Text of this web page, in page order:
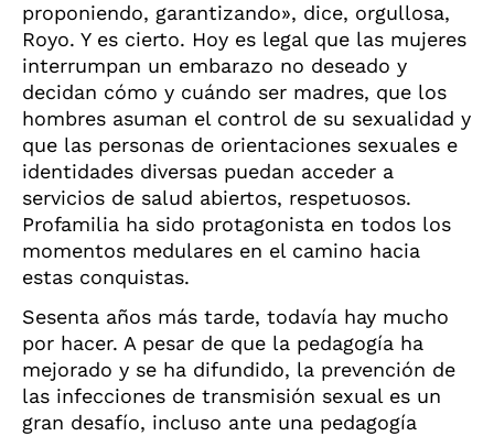
proponiendo, garantizando», dice, orgullosa,
Royo. Y es cierto. Hoy es legal que las mujeres
interrumpan un embarazo no deseado y
decidan cómo y cuándo ser madres, que los
hombres asuman el control de su sexualidad y
que las personas de orientaciones sexuales e
identidades diversas puedan acceder a
servicios de salud abiertos, respetuosos.
Profamilia ha sido protagonista en todos los
momentos medulares en el camino hacia
estas conquistas.
Sesenta años más tarde, todavía hay mucho
por hacer. A pesar de que la pedagogía ha
mejorado y se ha difundido, la prevención de
las infecciones de transmisión sexual es un
gran desafío, incluso ante una pedagogía